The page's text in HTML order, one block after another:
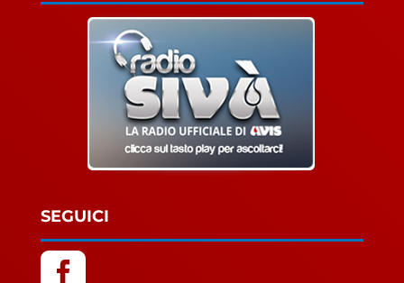
SEGUICI
